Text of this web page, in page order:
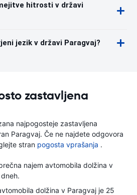
hitrosti v državi
jezik v državi Paragvaj?
zastavljena
najpogosteje zastavljena
Paragvaj. Če ne najdete odgovora
stran pogosta vprašanja .
najem avtomobila dolžina v
dolžina v Paragvaj je 25